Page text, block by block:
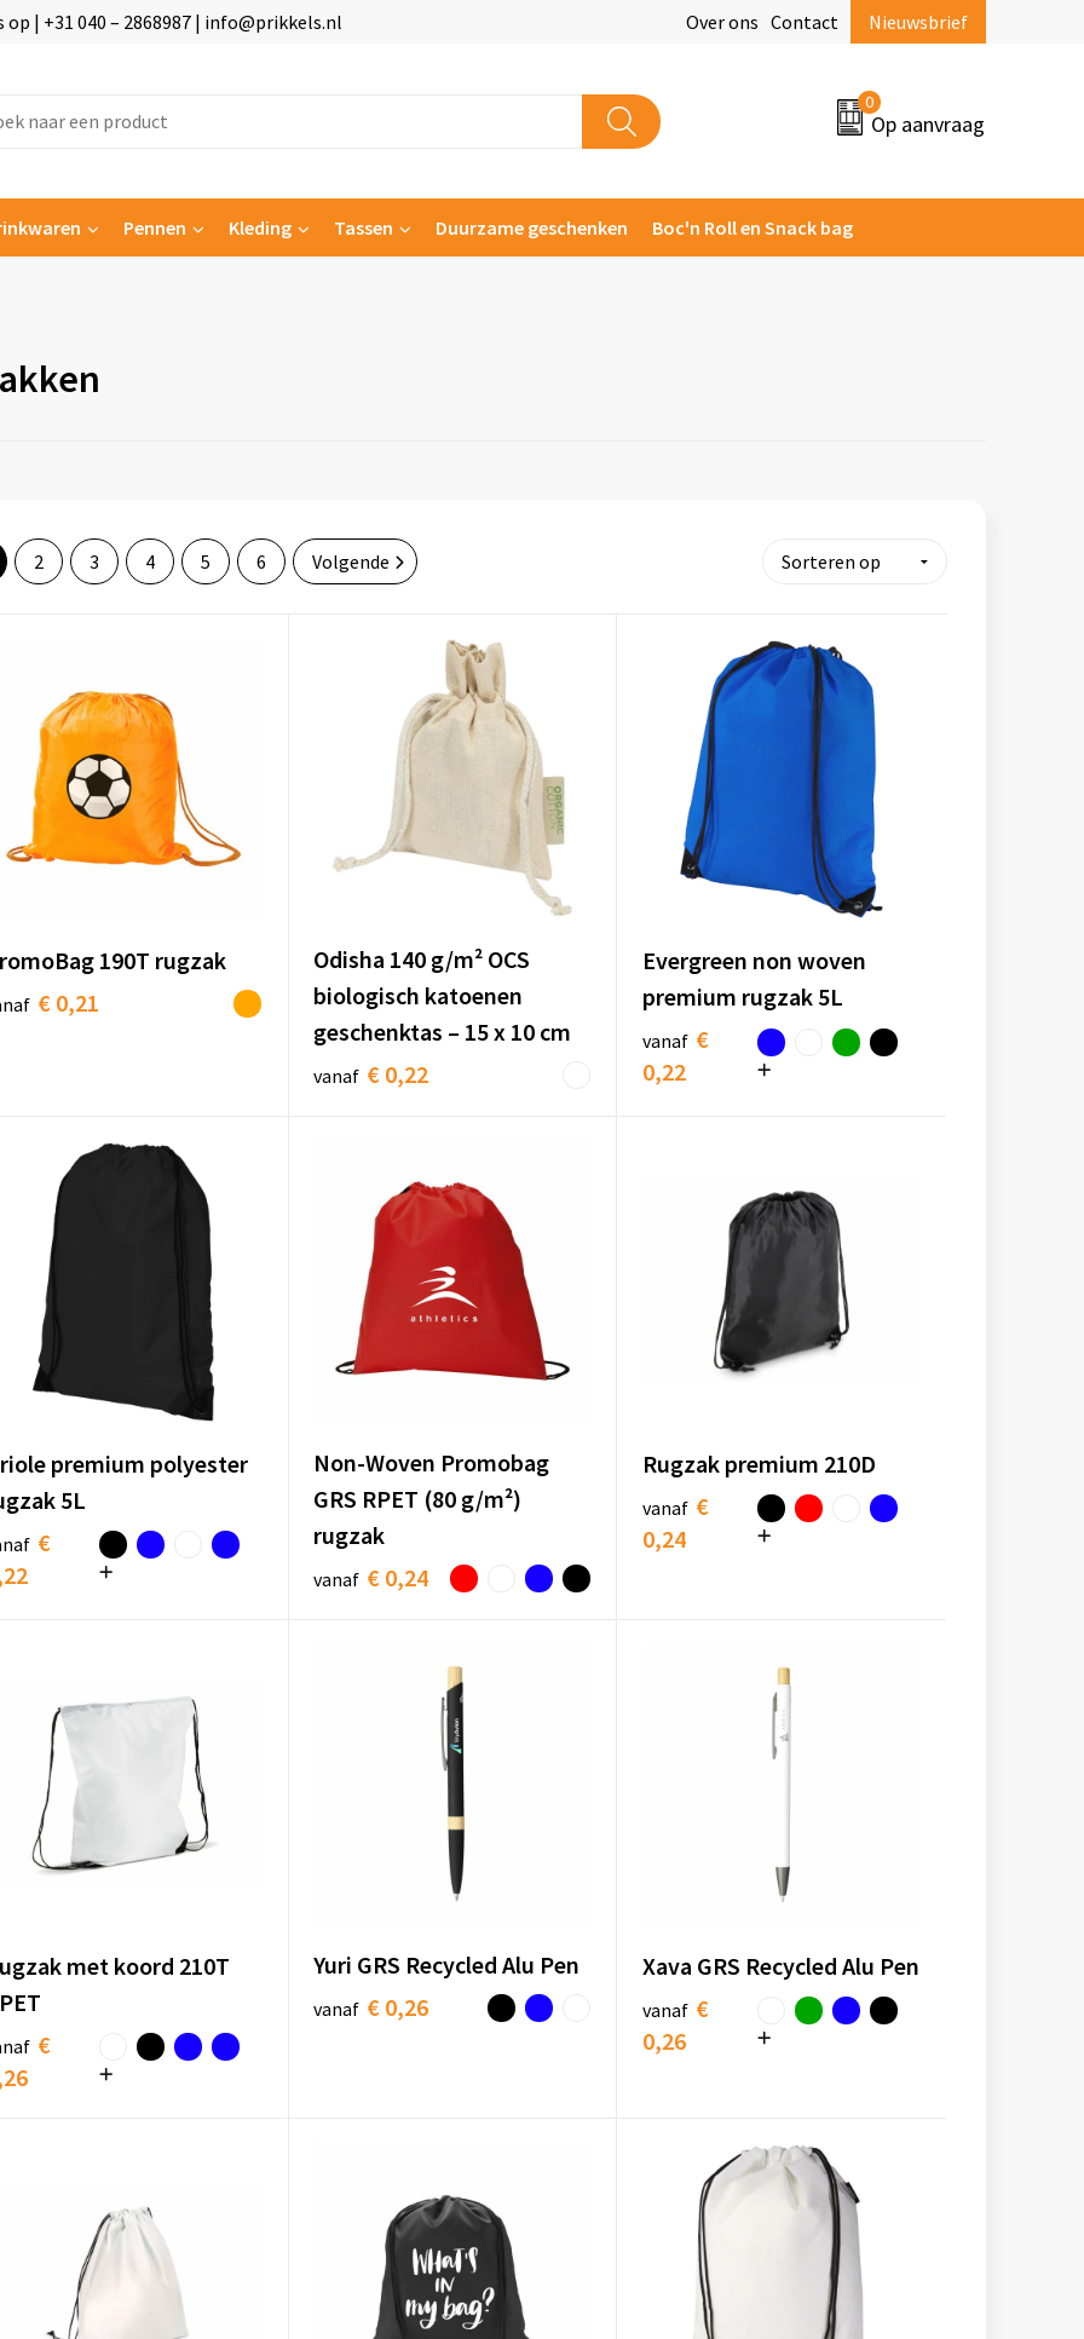
| +31 040 – 2868987 | info@prikkels.nl Over ons Contact Nieuwsbrief
0
Op aanvraag
Pennen Kleding Tassen Duurzame geschenken Boc'n Roll en Snack bag
2 3 4 5 6 Volgende
190T rugzak
€ 0,21
Odisha 140 g/m² OCS
biologisch katoenen
geschenktas – 15 x 10 cm
vanaf € 0,22
Evergreen non woven
premium rugzak 5L
vanaf €
0,22
premium polyester
5L
€
Non-Woven Promobag
GRS RPET (80 g/m²)
rugzak
vanaf € 0,24
Rugzak premium 210D
vanaf €
0,24
met koord 210T
€
Yuri GRS Recycled Alu Pen
vanaf € 0,26
Xava GRS Recycled Alu Pen
vanaf €
0,26